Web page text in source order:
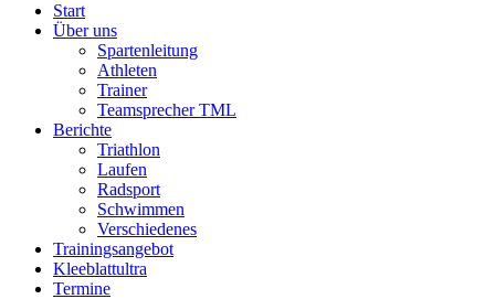
Start
Über uns
Spartenleitung
Athleten
Trainer
Teamsprecher TML
Berichte
Triathlon
Laufen
Radsport
Schwimmen
Verschiedenes
Trainingsangebot
Kleeblattultra
Termine